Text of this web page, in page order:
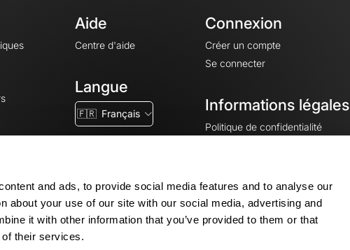
and ads, to provide social media features and to analyse our
about your use of our site with our social media, advertising and
it with other information that you’ve provided to them or that
their services.
Aide
Centre d'aide
Langue
🇫🇷 Français
Connexion
Créer un compte
Se connecter
Informations légales
Politique de confidentialité
Mentions légales
Paramètres des cookies